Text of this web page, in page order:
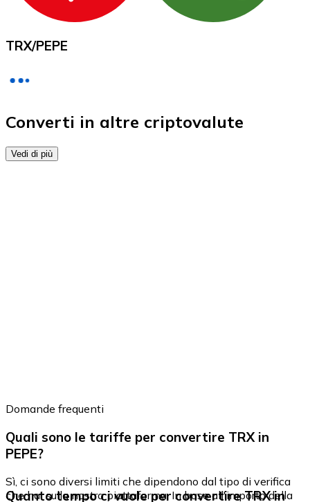
Carta di credito / debito
Usa le carte Visa e Mastercard per acquistare
Vai al negozio di carte regalo
TRX/PEPE
Converti in altre criptovalute
Vedi di più
Domande frequenti
Quali sono le tariffe per convertire TRX in
PEPE?
Sì, ci sono diversi limiti che dipendono dal tipo di verifica
che hai sulla nostra piattaforma. In base all'importo della
Quanto tempo ci vuole per convertire TRX in